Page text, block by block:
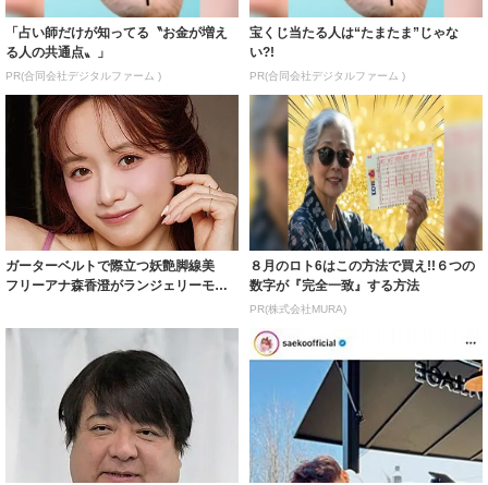
「占い師だけが知ってる〝お金が増え
る人の共通点〟」
PR(合同会社デジタルファーム )
宝くじ当たる人は“たまたま”じゃな
い?!
PR(合同会社デジタルファーム )
ガーターベルトで際立つ妖艶脚線美
フリーアナ森香澄がランジェリーモデ
８月のロト6はこの方法で買え!!６つの
数字が『完全一致』する方法
PR(株式会社MURA)